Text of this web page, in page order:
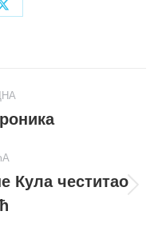
Share
Кула честитао